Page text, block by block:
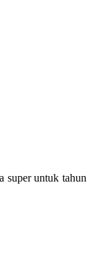
super untuk tahun